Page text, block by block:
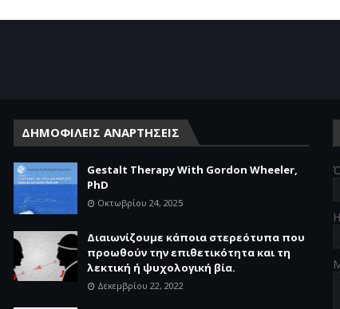
ΔΗΜΟΦΙΛΕΙΣ ΑΝΑΡΤΗΣΕΙΣ
Gestalt Therapy With Gordon Wheeler,
PhD
Οκτωβρίου 24, 2025
Διαιωνίζουμε κάποια στερεότυπα που
προωθούν την επιθετικότητα και τη
λεκτική ή ψυχολογική βία.
Δεκεμβρίου 22, 2022